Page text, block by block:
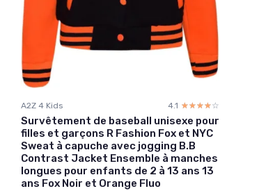
A2Z 4 Kids 4.1 ☆☆☆☆☆
★★★★★
Survêtement de baseball unisexe pour
filles et garçons R Fashion Fox et NYC
Sweat à capuche avec jogging B.B
Contrast Jacket Ensemble à manches
longues pour enfants de 2 à 13 ans 13
ans Fox Noir et Orange Fluo